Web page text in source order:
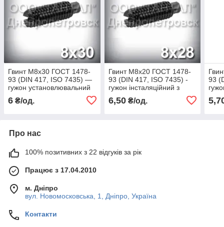
Гвинт М8х30 ГОСТ 1478-
93 (DIN 417, ISO 7435) —
гужон установлювальний
6 ₴/од.
Гвинт М8х20 ГОСТ 1478-
93 (DIN 417, ISO 7435) -
гужон інсталяційний з
6,50₴/од.
93
Про нас
100% позитивних з 22 відгуків за рік
Працює з 17.04.2010
м. Дніпро
вул. Новомосковська, 1, Дніпро, Україна
Контакти